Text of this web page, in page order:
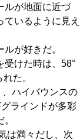
ルが地面に近づ
いるように見え
が好きだ。
受けた時は、58°
た。
ハイバウンスの
ラインドが多彩
は満々だし、次